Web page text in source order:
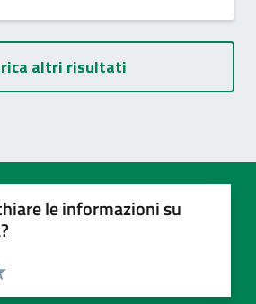
altri risultati
le informazioni su
5 stelle su 5
4 stelle su 5
su 5
su 5